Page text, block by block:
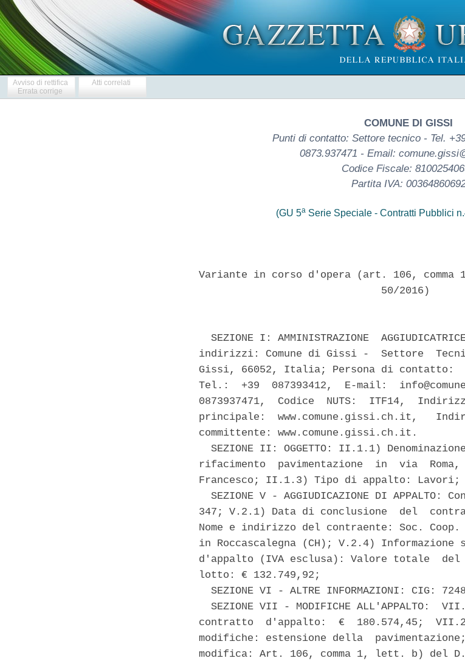
Avviso di rettifica
Errata corrige
Atti correlati
COMUNE DI GISSI
Punti di contatto: Settore tecnico - Tel.
0873.937471 - Email:
Codice Fiscale:
Partita IVA:
(GU 5a Serie Speciale - Contratti Pubblici
Variante in corso d'opera (art. 106,
                              50/2016)
SEZIONE I: AMMINISTRAZIONE
indirizzi: Comune di Gissi -  Settore
Gissi, 66052, Italia; Persona di contatto:
Tel.:  +39  087393412,  E-mail:
0873937471,  Codice  NUTS:  ITF14,
principale:  www.comune.gissi.ch.it,
committente: www.comune.gissi.ch.it.
SEZIONE II: OGGETTO: II.1.1)
rifacimento  pavimentazione  in  via
Francesco; II.1.3) Tipo di appalto: Lavori;
SEZIONE V - AGGIUDICAZIONE DI APPALTO:
347; V.2.1) Data di conclusione  del
Nome e indirizzo del contraente: Soc.
in Roccascalegna (CH); V.2.4)
d'appalto (IVA esclusa): Valore totale
lotto: € 132.749,92;
SEZIONE VI - ALTRE INFORMAZIONI: CIG:
SEZIONE VII - MODIFICHE ALL'APPALTO:
contratto  d'appalto:  €  180.574,45;
modifiche: estensione della
modifica: Art. 106, comma 1, lett. b) del